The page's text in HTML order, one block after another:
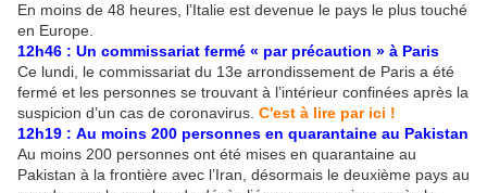
En moins de 48 heures, l’Italie est devenue le pays le plus touché
en Europe.
12h46 : Un commissariat fermé « par précaution » à Paris
Ce lundi, le commissariat du 13e arrondissement de Paris a été
fermé et les personnes se trouvant à l’intérieur confinées après la
suspicion d’un cas de coronavirus. C'est à lire par ici !
12h19 : Au moins 200 personnes en quarantaine au Pakistan
Au moins 200 personnes ont été mises en quarantaine au
Pakistan à la frontière avec l’Iran, désormais le deuxième pays au